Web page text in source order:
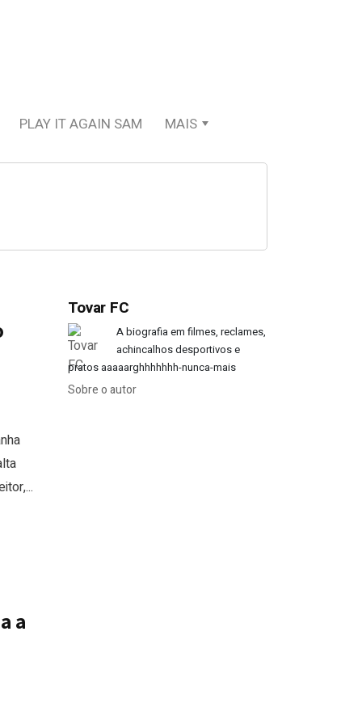
PLAY IT AGAIN SAM MAIS
a
Tovar FC
A biografia em filmes, reclames,
achincalhos desportivos e
pratos aaaaarghhhhhhh-nunca-mais
Sobre o autor